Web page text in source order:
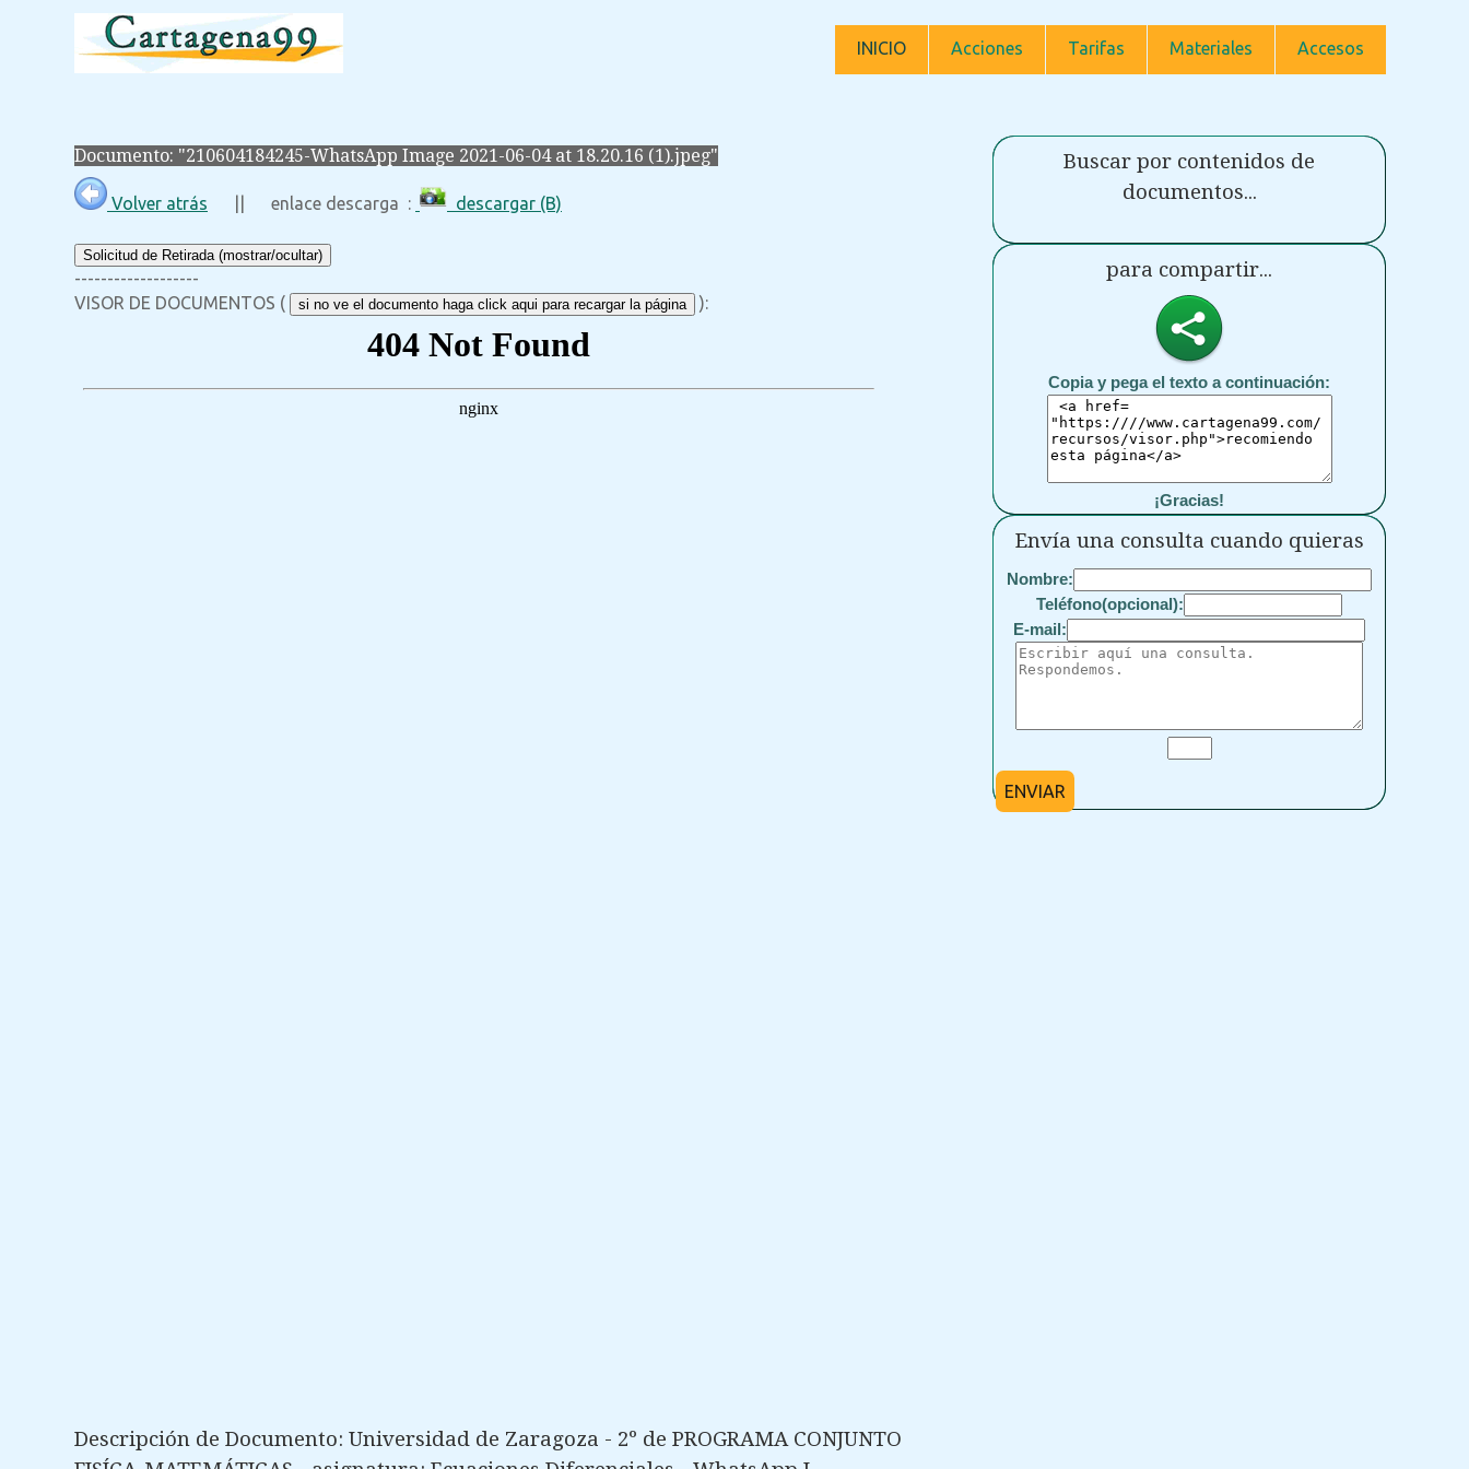
INICIO Acciones Tarifas Materiales Accesos
Documento: "210604184245-WhatsApp Image 2021-06-04 at 18.20.16 (1).jpeg"
Volver atrás || enlace descarga : descargar (B)
Solicitud de Retirada (mostrar/ocultar)
-------------------
VISOR DE DOCUMENTOS (
si no ve el documento haga click aqui para recargar la página ):
Descripción de Documento: Universidad de Zaragoza - 2º de PROGRAMA CONJUNTO
Buscar por contenidos de
documentos...
para compartir...
Copia y pega el texto a continuación:
¡Gracias!
Envía una consulta cuando quieras
Nombre:
Teléfono(opcional):
E-mail:
ENVIAR